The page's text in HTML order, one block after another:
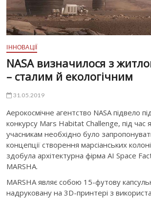
ІННОВАЦІЇ
NASA визначилося з
– сталим й екологічним
31.05.2019
Аерокосмічне агентство NASA підвело
конкурсу Mars Habitat Challenge, під час
учасникам необхідно було
концепції створення марсіанських
здобула архітектурна фірма AI Space
MARSHA.
MARSHA являє собою 15-футову
надруковану на 3D-принтері з